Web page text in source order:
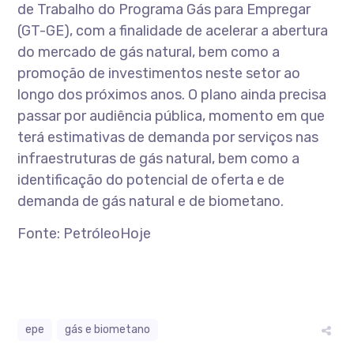
de Trabalho do Programa Gás para Empregar
(GT-GE), com a finalidade de acelerar a abertura
do mercado de gás natural, bem como a
promoção de investimentos neste setor ao
longo dos próximos anos. O plano ainda precisa
passar por audiência pública, momento em que
terá estimativas de demanda por serviços nas
infraestruturas de gás natural, bem como a
identificação do potencial de oferta e de
demanda de gás natural e de biometano.
Fonte: PetróleoHoje
epe gás e biometano